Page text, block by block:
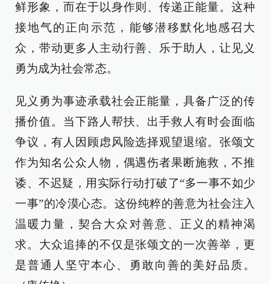
鲜形象，而在于以身作则、传递正能量。这种
接地气的正向示范，能够潜移默化地感召大
众，带动更多人主动行善、乐于助人，让见义
勇为成为社会常态。
见义勇为事迹承载社会正能量，具备广泛的传
播价值。当下路人帮扶、出手救人有时会面临
争议，有人因顾虑风险选择观望退缩。张颂文
作为知名公众人物，偶遇伤者果断施救，不推
诿、不迟疑，用实际行动打破了“多一事不如少
一事”的冷漠心态。这份纯粹的善意为社会注入
温暖力量，契合大众对善意、正义的精神渴
求。大众追捧的不仅是张颂文的一次善举，更
是普通人坚守本心、勇敢向善的美好品质。